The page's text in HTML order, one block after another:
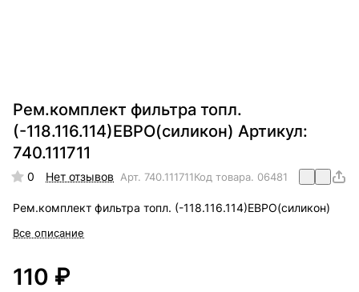
Рем.комплект фильтра топл.
(-118.116.114)ЕВРО(силикон) Артикул:
740.111711
0 Нет отзывов Арт. 740.111711Код товара. 06481
Рем.комплект фильтра топл. (-118.116.114)ЕВРО(силикон)
Все описание
110 ₽